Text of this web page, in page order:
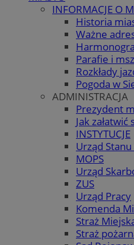
INFORMACJE O
Historia
Ważne
Parafie i
Rozkłady
Pogoda w
ADMINISTRACJA
Prezydent
Jak
INSTYTUCJE
Urząd
MOPS
Urząd
ZUS
Urząd Pracy
Komenda
Straż
Straż